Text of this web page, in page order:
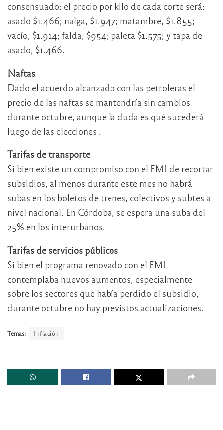
consensuado: el precio por kilo de cada corte será:
asado $1.466; nalga, $1.947; matambre, $1.855;
vacío, $1.914; falda, $954; paleta $1.575; y tapa de
asado, $1.466.
Naftas
Dado el acuerdo alcanzado con las petroleras el
precio de las naftas se mantendría sin cambios
durante octubre, aunque la duda es qué sucederá
luego de las elecciones .
Tarifas de transporte
Si bien existe un compromiso con el FMI de recortar
subsidios, al menos durante este mes no habrá
subas en los boletos de trenes, colectivos y subtes a
nivel nacional. En Córdoba, se espera una suba del
25% en los interurbanos.
Tarifas de servicios públicos
Si bien el programa renovado con el FMI
contemplaba nuevos aumentos, especialmente
sobre los sectores que había perdido el subsidio,
durante octubre no hay previstos actualizaciones.
Temas: Inflación